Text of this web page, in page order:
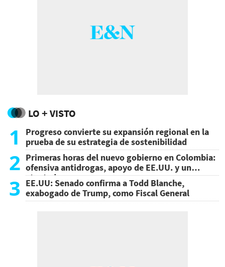
LO + VISTO
1
Progreso convierte su expansión regional en la
prueba de su estrategia de sostenibilidad
2 Primeras horas del nuevo gobierno en Colombia:
ofensiva antidrogas, apoyo de EE.UU. y un
atentado
3 EE.UU: Senado confirma a Todd Blanche,
exabogado de Trump, como Fiscal General